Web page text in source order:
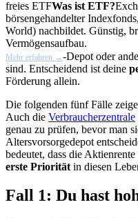
freies ETFWas ist ETF?
börsengehandelter
World) nachbildet. Günstig,
Vermögensaufbau.
Mehr erfahren →-Depot oder
sind. Entscheidend ist deine
Förderung allein.
Die folgenden fünf Fälle
Auch die Verbraucherzentrale
genau zu prüfen, bevor man
Altersvorsorgedepot
bedeutet, dass die
erste Priorität in diesen
Fall 1: Du hast